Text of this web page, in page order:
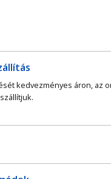
kedvezményes áron, az